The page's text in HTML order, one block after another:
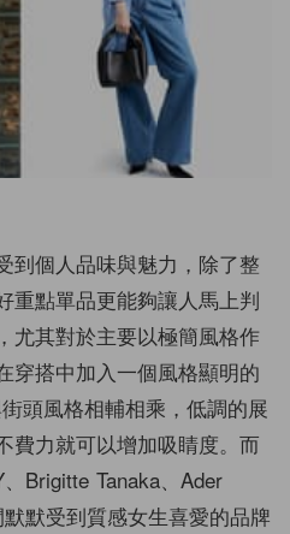
到個人品味與魅力，除了整
重點單品更能夠讓人馬上判
尤其對於主要以極簡風格作
穿搭中加入一個風格顯明的
頭風格相輔相乘，低調的展
費力就可以增加吸睛度。而
Brigitte Tanaka、Ader
默受到質感女生喜愛的品牌